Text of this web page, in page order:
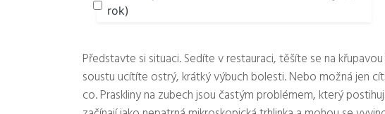
rok)
Představte si situaci. Sedíte v restauraci, těšíte se na
soustu ucítíte ostrý, krátký výbuch bolesti. Nebo možná jen
co. Praskliny na zubech jsou častým problémem, který